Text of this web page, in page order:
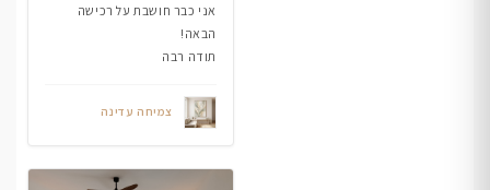
אני כבר חושבת על רכישה
הבאה!
תודה רבה
צמיחה עדינה